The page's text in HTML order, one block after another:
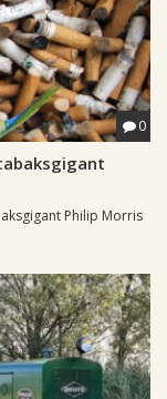
0
Philip Morris